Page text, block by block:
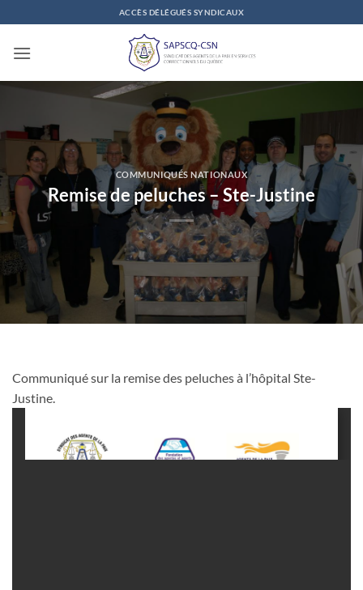
au
contenu
ACCÈS DÉLÉGUÉS SYNDICAUX
COMMUNIQUÉS NATIONAUX
Remise de peluches – Ste-Justine
Communiqué sur la remise des peluches à l’hôpital Ste-
Justine.